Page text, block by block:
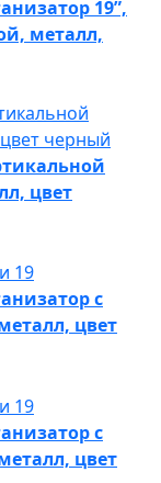
19”,
металл,
цвет
с
цвет
с
цвет